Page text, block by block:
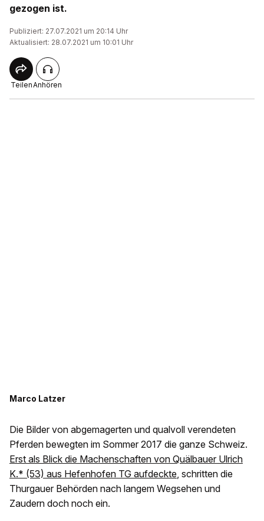
gezogen ist.
Publiziert: 27.07.2021 um 20:14 Uhr
Aktualisiert: 28.07.2021 um 10:01 Uhr
TeilenAnhören
Marco Latzer
Die Bilder von abgemagerten und qualvoll verendeten
Pferden bewegten im Sommer 2017 die ganze Schweiz.
Erst als Blick die Machenschaften von Quälbauer Ulrich
K.* (53) aus Hefenhofen TG aufdeckte, schritten die
Thurgauer Behörden nach langem Wegsehen und
Zaudern doch noch ein.